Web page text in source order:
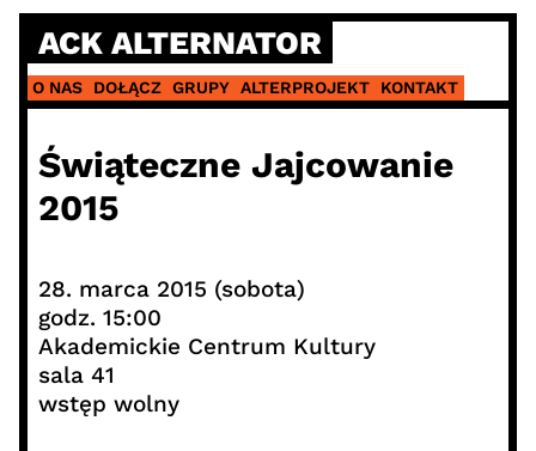
Skip
content
ACK ALTERNATOR
O NAS DOŁĄCZ GRUPY ALTERPROJEKT KONTAKT
Świąteczne Jajcowanie
2015
28. marca 2015 (sobota)
godz. 15:00
Akademickie Centrum Kultury
sala 41
wstęp wolny